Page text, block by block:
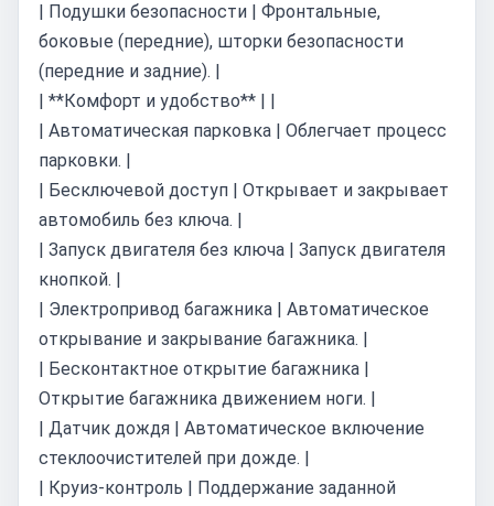
| Подушки безопасности | Фронтальные,
боковые (передние), шторки безопасности
(передние и задние). |
| **Комфорт и удобство** | |
| Автоматическая парковка | Облегчает процесс
парковки. |
| Бесключевой доступ | Открывает и закрывает
автомобиль без ключа. |
| Запуск двигателя без ключа | Запуск двигателя
кнопкой. |
| Электропривод багажника | Автоматическое
открывание и закрывание багажника. |
| Бесконтактное открытие багажника |
Открытие багажника движением ноги. |
| Датчик дождя | Автоматическое включение
стеклоочистителей при дожде. |
| Круиз-контроль | Поддержание заданной